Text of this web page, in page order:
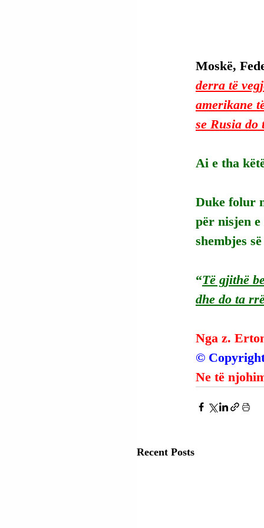
Moskë,
derra të
amerikane
se Rusia do
Ai e tha
Duke folur
për nisjen
shembjes
“Të gjithë
dhe do ta
Nga z.
©
Ne të
Recent Posts